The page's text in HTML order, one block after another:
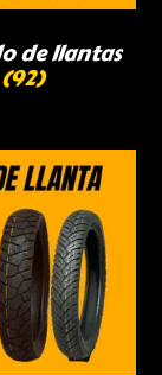
de llantas
(92)